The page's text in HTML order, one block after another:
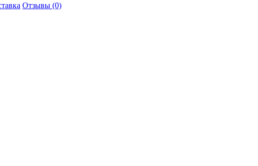
Отзывы (0)